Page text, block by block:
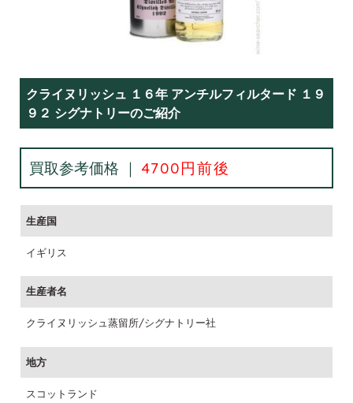
クライヌリッシュ １６年 アンチルフィルタード １９
９２ シグナトリーのご紹介
買取参考価格 ｜ 4700円前後
生産国
イギリス
生産者名
クライヌリッシュ蒸留所/シグナトリー社
地方
スコットランド